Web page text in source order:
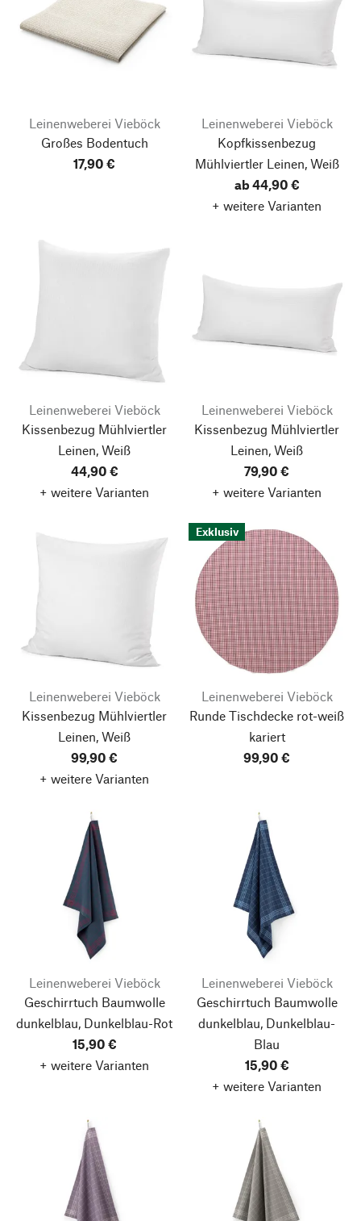
Leinenweberei Vieböck
Großes Bodentuch
17,90 €
Leinenweberei Vieböck
Kopfkissenbezug
Mühlviertler Leinen, Weiß
ab 44,90 €
+ weitere Varianten
Leinenweberei Vieböck
Kissenbezug Mühlviertler
Leinen, Weiß
44,90 €
+ weitere Varianten
Leinenweberei Vieböck
Kissenbezug Mühlviertler
Leinen, Weiß
79,90 €
+ weitere Varianten
Leinenweberei Vieböck
Kissenbezug Mühlviertler
Leinen, Weiß
99,90 €
+ weitere Varianten
Exklusiv
Leinenweberei Vieböck
Runde Tischdecke rot-weiß
kariert
99,90 €
Leinenweberei Vieböck
Geschirrtuch Baumwolle
dunkelblau, Dunkelblau-Rot
15,90 €
+ weitere Varianten
Leinenweberei Vieböck
Geschirrtuch Baumwolle
dunkelblau, Dunkelblau-
Blau
15,90 €
+ weitere Varianten